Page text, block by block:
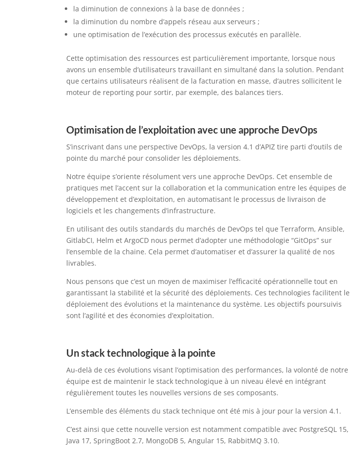
la diminution de connexions à la base de données ;
la diminution du nombre d’appels réseau aux serveurs ;
une optimisation de l’exécution des processus exécutés en parallèle.
Cette optimisation des ressources est particulièrement importante, lorsque nous
avons un ensemble d’utilisateurs travaillant en simultané dans la solution. Pendant
que certains utilisateurs réalisent de la facturation en masse, d’autres sollicitent le
moteur de reporting pour sortir, par exemple, des balances tiers.
Optimisation de l’exploitation avec une approche DevOps
S’inscrivant dans une perspective DevOps, la version 4.1 d’APIZ tire parti d’outils de
pointe du marché pour consolider les déploiements.
Notre équipe s’oriente résolument vers une approche DevOps. Cet ensemble de
pratiques met l’accent sur la collaboration et la communication entre les équipes de
développement et d’exploitation, en automatisant le processus de livraison de
logiciels et les changements d’infrastructure.
En utilisant des outils standards du marchés de DevOps tel que Terraform, Ansible,
GitlabCI, Helm et ArgoCD nous permet d’adopter une méthodologie “GitOps” sur
l’ensemble de la chaine. Cela permet d’automatiser et d’assurer la qualité de nos
livrables.
Nous pensons que c’est un moyen de maximiser l’efficacité opérationnelle tout en
garantissant la stabilité et la sécurité des déploiements. Ces technologies facilitent le
déploiement des évolutions et la maintenance du système. Les objectifs poursuivis
sont l’agilité et des économies d’exploitation.
Un stack technologique à la pointe
Au-delà de ces évolutions visant l’optimisation des performances, la volonté de notre
équipe est de maintenir le stack technologique à un niveau élevé en intégrant
régulièrement toutes les nouvelles versions de ses composants.
L’ensemble des éléments du stack technique ont été mis à jour pour la version 4.1.
C’est ainsi que cette nouvelle version est notamment compatible avec PostgreSQL 15,
Java 17, SpringBoot 2.7, MongoDB 5, Angular 15, RabbitMQ 3.10.